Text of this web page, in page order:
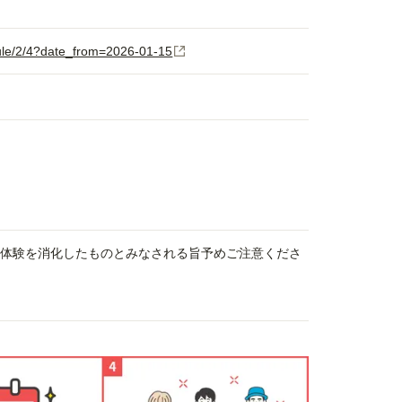
2/4?date_from=2026-01-15
験を消化したものとみなされる旨予めご注意くださ